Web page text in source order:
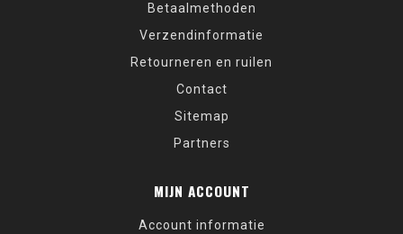
Betaalmethoden
Verzendinformatie
Retourneren en ruilen
Contact
Sitemap
Partners
MIJN ACCOUNT
Account informatie